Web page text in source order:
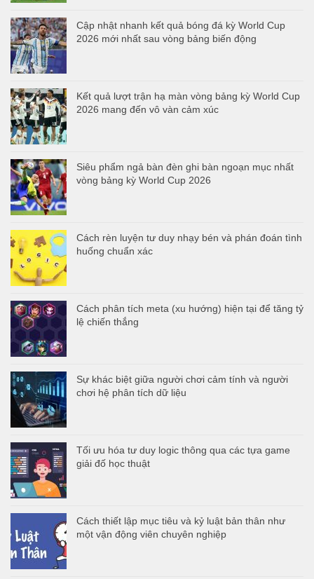
Cập nhật nhanh kết quả bóng đá kỳ World Cup
2026 mới nhất sau vòng bảng biến động
Kết quả lượt trận hạ màn vòng bảng kỳ World Cup
2026 mang đến vô vàn cảm xúc
Siêu phẩm ngả bàn đèn ghi bàn ngoạn mục nhất
vòng bảng kỳ World Cup 2026
Cách rèn luyện tư duy nhạy bén và phán đoán tình
huống chuẩn xác
Cách phân tích meta (xu hướng) hiện tại để tăng tỷ
lệ chiến thắng
Sự khác biệt giữa người chơi cảm tính và người
chơi hệ phân tích dữ liệu
Tối ưu hóa tư duy logic thông qua các tựa game
giải đố học thuật
Cách thiết lập mục tiêu và kỷ luật bản thân như
một vận động viên chuyên nghiệp